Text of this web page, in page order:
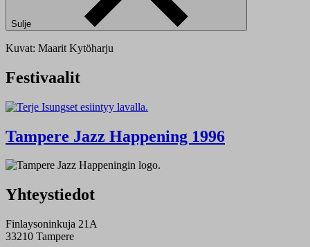
Sulje
Kuvat: Maarit Kytöharju
Festivaalit
Tampere Jazz Happening 1996
Yhteystiedot
Finlaysoninkuja 21A
33210 Tampere